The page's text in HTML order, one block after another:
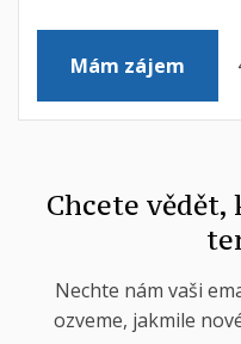
Mám zájem
Chcete
Nechte nám vaši
ozveme, jakmile